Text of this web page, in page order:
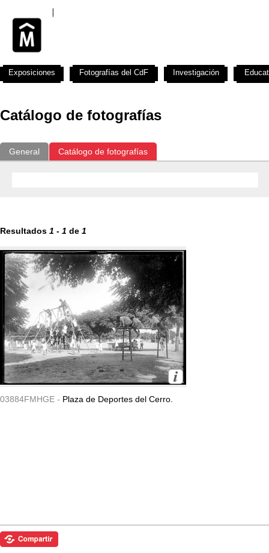
Catálogo de fotografías
General Catálogo de fotografías
Resultados 1 - 1 de 1
03884FMHGE - Plaza de Deportes del Cerro.
Exposiciones Fotografías del CdF Investigación